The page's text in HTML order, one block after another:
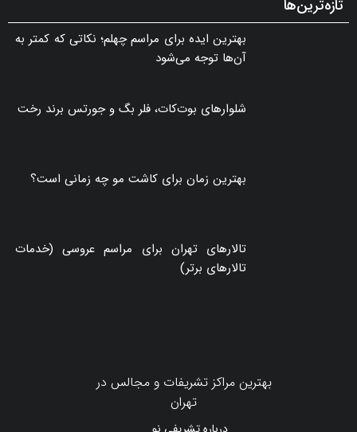
تازه‌ترین‌ها
بهترین ایده برای مراسم چهلم؛ نکاتی که کمتر به
آن‌ها توجه می‌شود
شلوارهای بوت‌کات، فلر بگ و جورتس برند رخت
بهترین زمان برای کاشت مو چه زمانی است؟
تالارهای تهران برای مراسم عروسی (خدمات
تالارهای برتر)
بهترین مراکز تشریفات و مجالس در
تهران